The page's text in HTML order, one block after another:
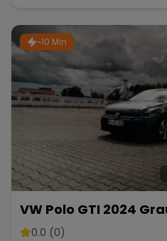
~10 Min
VW Polo GTI 2024
Automatik | Ab 89 €
0.0 (0)